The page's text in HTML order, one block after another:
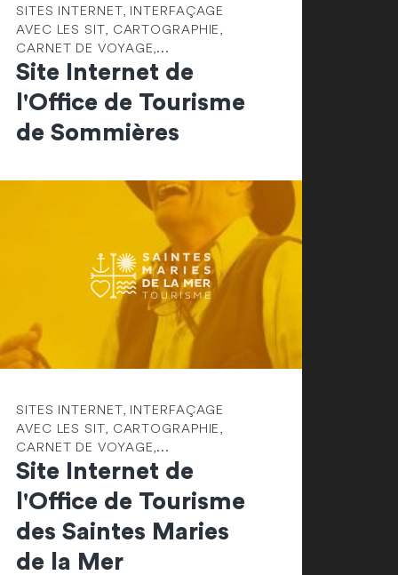
SITES INTERNET, INTERFAÇAGE
AVEC LES SIT, CARTOGRAPHIE,
CARNET DE VOYAGE,...
Site Internet de
l'Office de Tourisme
de Sommières
SITES INTERNET, INTERFAÇAGE
AVEC LES SIT, CARTOGRAPHIE,
CARNET DE VOYAGE,...
Site Internet de
l'Office de Tourisme
des Saintes Maries
de la Mer